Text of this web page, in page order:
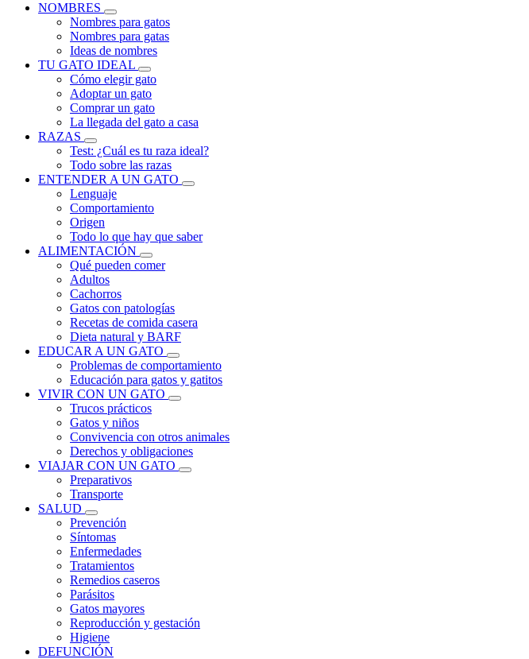
NOMBRES
Nombres para gatos
Nombres para gatas
Ideas de nombres
TU GATO IDEAL
Cómo elegir gato
Adoptar un gato
Comprar un gato
La llegada del gato a casa
RAZAS
Test: ¿Cuál es tu raza ideal?
Todo sobre las razas
ENTENDER A UN GATO
Lenguaje
Comportamiento
Origen
Todo lo que hay que saber
ALIMENTACIÓN
Qué pueden comer
Adultos
Cachorros
Gatos con patologías
Recetas de comida casera
Dieta natural y BARF
EDUCAR A UN GATO
Problemas de comportamiento
Educación para gatos y gatitos
VIVIR CON UN GATO
Trucos prácticos
Gatos y niños
Convivencia con otros animales
Derechos y obligaciones
VIAJAR CON UN GATO
Preparativos
Transporte
SALUD
Prevención
Síntomas
Enfermedades
Tratamientos
Remedios caseros
Parásitos
Gatos mayores
Reproducción y gestación
Higiene
DEFUNCIÓN